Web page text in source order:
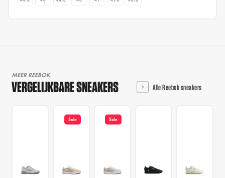
MEER REEBOK
VERGELIJKBARE SNEAKERS Alle Reebok sneakers
Sale Sale